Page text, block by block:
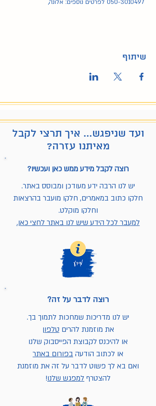
שיתוף
ועד שניפגש... איך תרצי לקבל
מאיתנו עזרה?
רוצה לקבל מידע ממש כאן ועכשיו?
יש לנו הרבה ידע מעודכן ומבוסס באתר.
חלקו כתוב במאמרים, חלקו מועבר בהרצאות
וחלקו מוקלט.
למעבר לכל הידע שיש לנו באתר לחצי כאן.
רוצה לדבר על זה?
יש לנו מדריכות שמחכות לתמוך בך.
את מוזמנת להרים טלפון
או להיכנס לקבוצת הפייסבוק שלנו
או לכתוב הודעה בפורום באתר
ואם בא לך פשוט לדבר על זה את מוזמנת
להצטרף למפגש שלנו!